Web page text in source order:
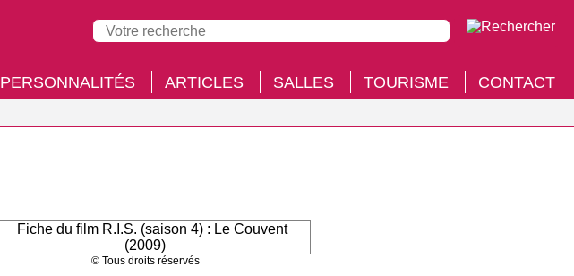
PERSONNALITÉS ARTICLES SALLES TOURISME CONTACT
© Tous droits réservés